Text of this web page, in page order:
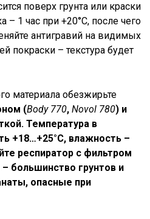
поверх грунта или краски
1 час при +20°C, после чего
антигравий на видимых
покраски – текстура будет
материала обезжирьте
(Body 770,Novol 780) и
Температура в
+18…+25°C, влажность –
респиратор с фильтром
большинство грунтов и
опасные при